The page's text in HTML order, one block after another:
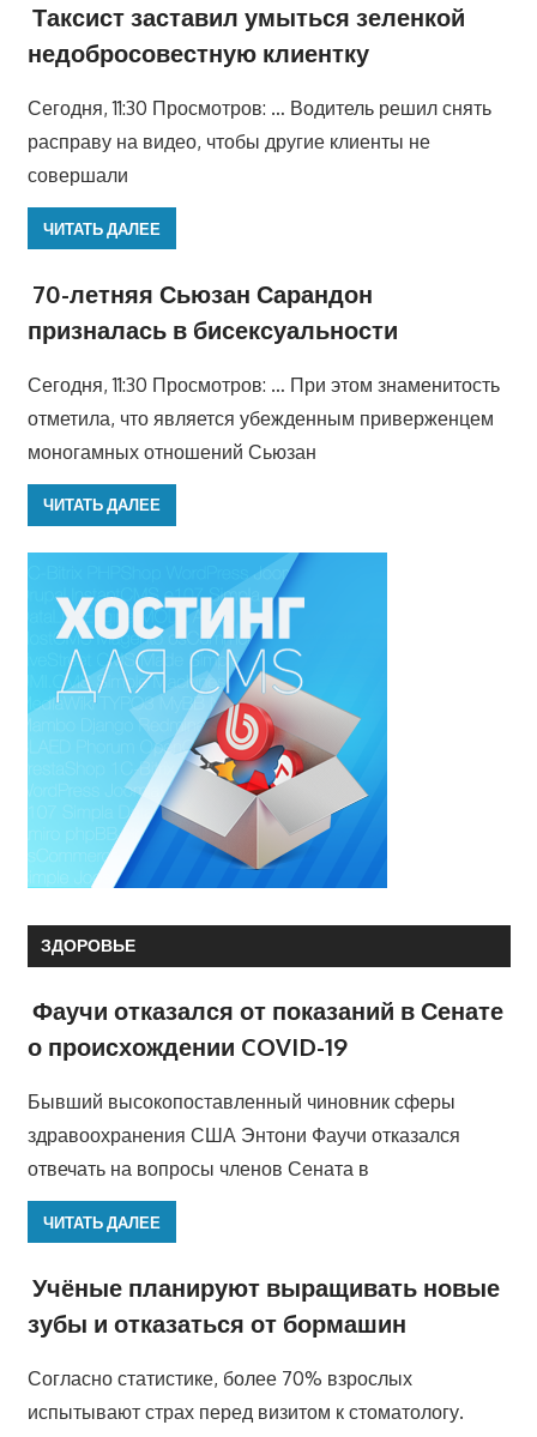
Таксист заставил умыться зеленкой
недобросовестную клиентку
Сегодня, 11:30 Просмотров: … Водитель решил снять
расправу на видео, чтобы другие клиенты не
совершали
ЧИТАТЬ ДАЛЕЕ
70-летняя Сьюзан Сарандон
призналась в бисексуальности
Сегодня, 11:30 Просмотров: … При этом знаменитость
отметила, что является убежденным приверженцем
моногамных отношений Сьюзан
ЧИТАТЬ ДАЛЕЕ
ЗДОРОВЬЕ
Фаучи отказался от показаний в Сенате
о происхождении COVID-19
Бывший высокопоставленный чиновник сферы
здравоохранения США Энтони Фаучи отказался
отвечать на вопросы членов Сената в
ЧИТАТЬ ДАЛЕЕ
Учёные планируют выращивать новые
зубы и отказаться от бормашин
Согласно статистике, более 70% взрослых
испытывают страх перед визитом к стоматологу.